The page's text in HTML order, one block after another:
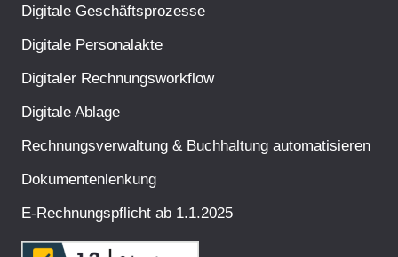
Digitale Geschäftsprozesse
Digitale Personalakte
Digitaler Rechnungsworkflow
Digitale Ablage
Rechnungsverwaltung & Buchhaltung automatisieren
Dokumentenlenkung
E-Rechnungspflicht ab 1.1.2025